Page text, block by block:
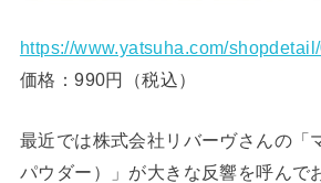
https://www.yatsuha.com/
価格：990円（税込）
最近では株式会社リバーヴさんの「
パウダー）」が大きな反響を呼んで